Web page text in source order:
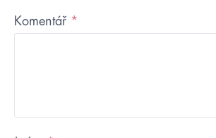
Komentář *